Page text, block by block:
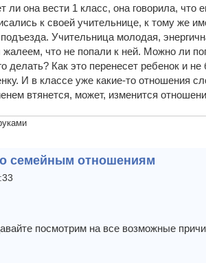
ли она вести 1 класс, она говорила, что
к своей учительнице, к тому же
Учительница молодая,
что не попали к ней. Можно ли
делать? Как это перенесет ребенок и не
И в классе уже какие-то отношения
втянется, может, изменится
семейным отношениям
посмотрим на все возможные